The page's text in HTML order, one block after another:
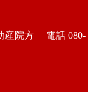
産院方 電話 080-